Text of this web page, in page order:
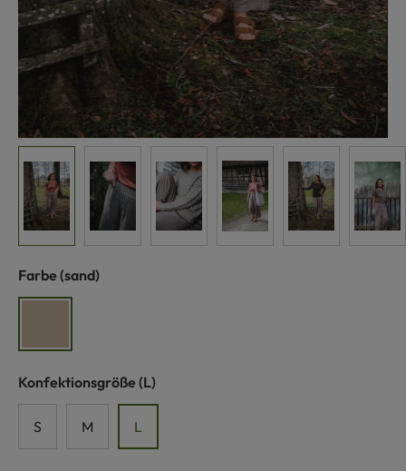
Farbe auswählen
(sand)
Konfektionsgröße auswählen
(L)
S M L